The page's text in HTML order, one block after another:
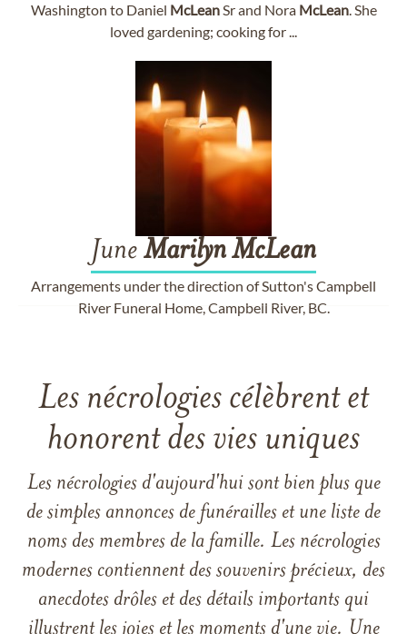
Washington to Daniel McLeanSr and Nora McLean. She
loved gardening; cooking for ...
June MarilynMcLean
Arrangements under the direction of Sutton's Campbell
River Funeral Home, Campbell River, BC.
Les nécrologies célèbrent et
honorent des vies uniques
Les nécrologies d'aujourd'hui sont bien plus que
de simples annonces de funérailles et une liste de
noms des membres de la famille. Les nécrologies
modernes contiennent des souvenirs précieux, des
anecdotes drôles et des détails importants qui
illustrent les joies et les moments d'une vie. Une